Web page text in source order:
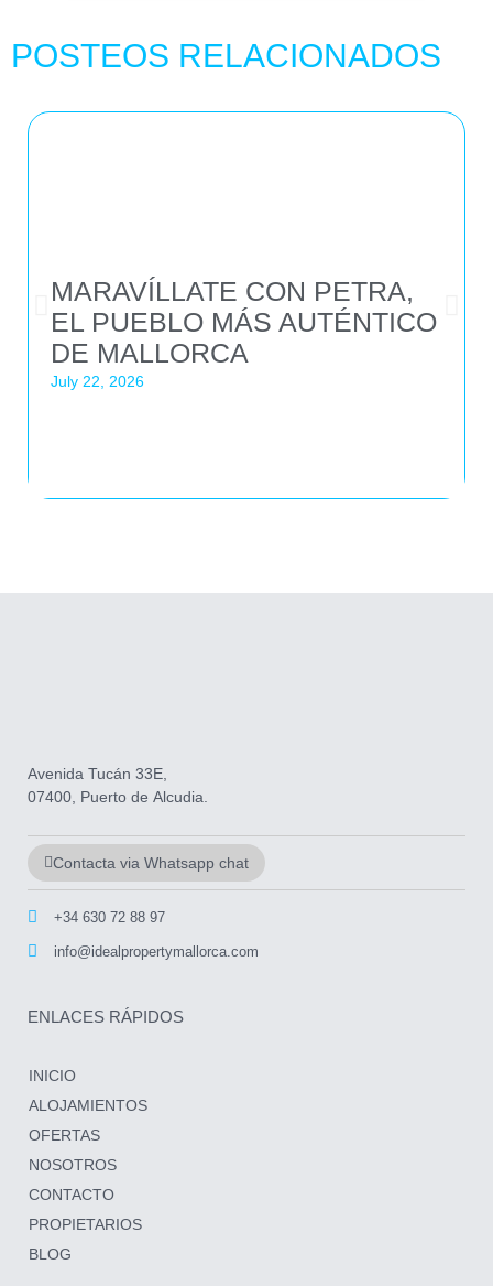
POSTEOS RELACIONADOS
MARAVÍLLATE CON PETRA,
EL PUEBLO MÁS AUTÉNTICO
DE MALLORCA
July 22, 2026
Avenida Tucán 33E,
07400, Puerto de Alcudia.
Contacta via Whatsapp chat
+34 630 72 88 97
info@idealpropertymallorca.com
ENLACES RÁPIDOS
INICIO
ALOJAMIENTOS
OFERTAS
NOSOTROS
CONTACTO
PROPIETARIOS
BLOG